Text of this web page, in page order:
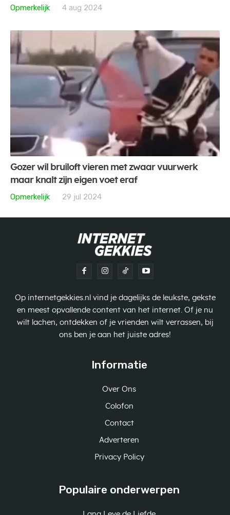
Opmerkelijk
4 aug 2024
Gozer wil bruiloft vieren met zwaar vuurwerk
maar knalt zijn eigen voet eraf
Opmerkelijk
29 jul 2024
Op internetgekkies.nl vind je dagelijks de leukste, gekste
en meest opvallende content van het internet. Of je nu
wilt lachen, ontdekken of je vrienden wilt verrassen, bij
ons ben je aan het juiste adres!
Informatie
Over Ons
Colofon
Contact
Adverteren
Privacy Policy
Populaire onderwerpen